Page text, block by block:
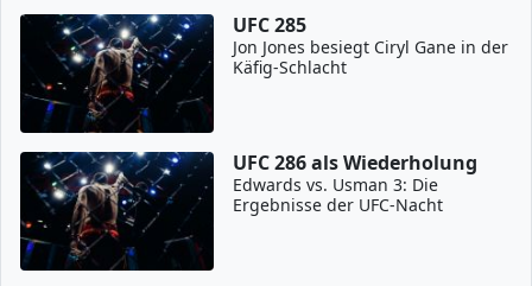
UFC 285
Jon Jones besiegt Ciryl Gane in der
Käfig-Schlacht
UFC 286 als Wiederholung
Edwards vs. Usman 3: Die
Ergebnisse der UFC-Nacht